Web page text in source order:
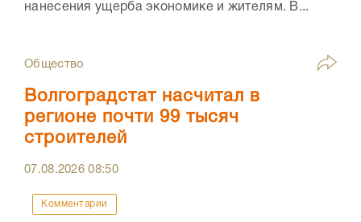
нанесения ущерба экономике и жителям. В...
Общество
Волгоградстат насчитал в
регионе почти 99 тысяч
строителей
07.08.202608:50
Комментарии